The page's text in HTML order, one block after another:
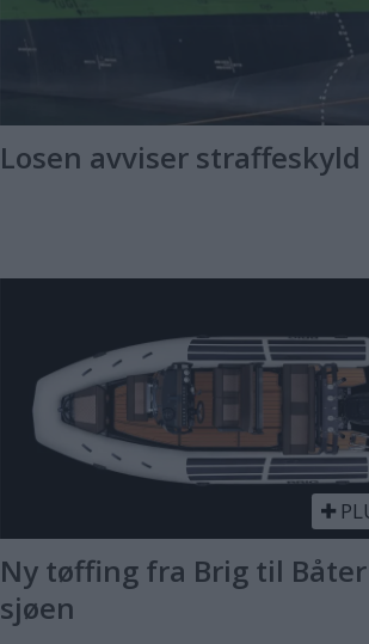
Losen avviser straffeskyld
Ny tøffing fra Brig til
sjøen